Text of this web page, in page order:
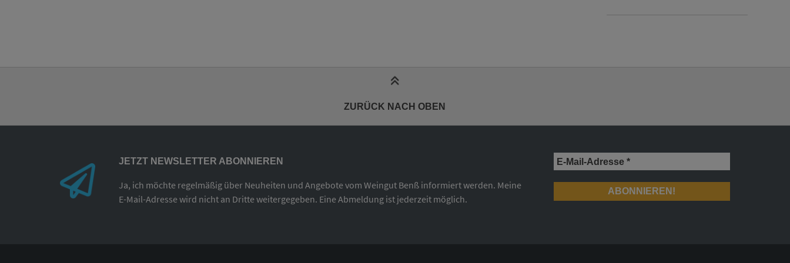
ZURÜCK NACH OBEN
JETZT NEWSLETTER ABONNIEREN
Ja, ich möchte regelmäßig über Neuheiten und Angebote vom Weingut Benß informiert werden. Meine
E-Mail-Adresse wird nicht an Dritte weitergegeben. Eine Abmeldung ist jederzeit möglich.